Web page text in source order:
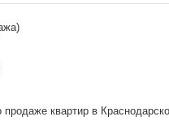
квартир в